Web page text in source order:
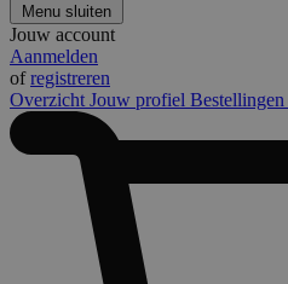
Menu sluiten
Jouw account
Aanmelden
ofregistreren
Overzicht Jouw profiel Bestellingen